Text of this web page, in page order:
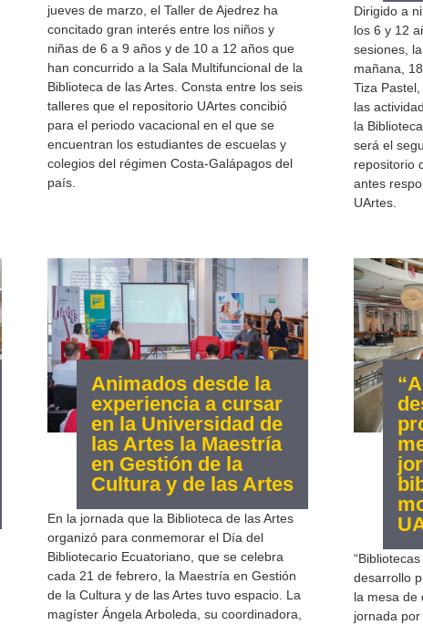
jueves de marzo, el Taller de Ajedrez ha
concitado gran interés entre los niños y
niñas de 6 a 9 años y de 10 a 12 años que
han concurrido a la Sala Multifuncional de la
Biblioteca de las Artes. Consta entre los seis
talleres que el repositorio UArtes concibió
para el periodo vacacional en el que se
encuentran los estudiantes de escuelas y
colegios del régimen Costa-Galápagos del
país.
Dirigido a
los 6 y 12
sesiones,
mañana,
Tiza
las
la
será el
repositorio
antes
UArtes.
Animados desde la
experiencia a cursar
en la Universidad de
las Artes la Maestría
en Gestión de la
Cultura y de las Artes
En la jornada que la Biblioteca de las Artes
organizó para conmemorar el Día del
Bibliotecario Ecuatoriano, que se celebra
cada 21 de febrero, la Maestría en Gestión
de la Cultura y de las Artes tuvo espacio. La
magíster Ángela Arboleda, su coordinadora,
desarrollo
la mesa de
jornada